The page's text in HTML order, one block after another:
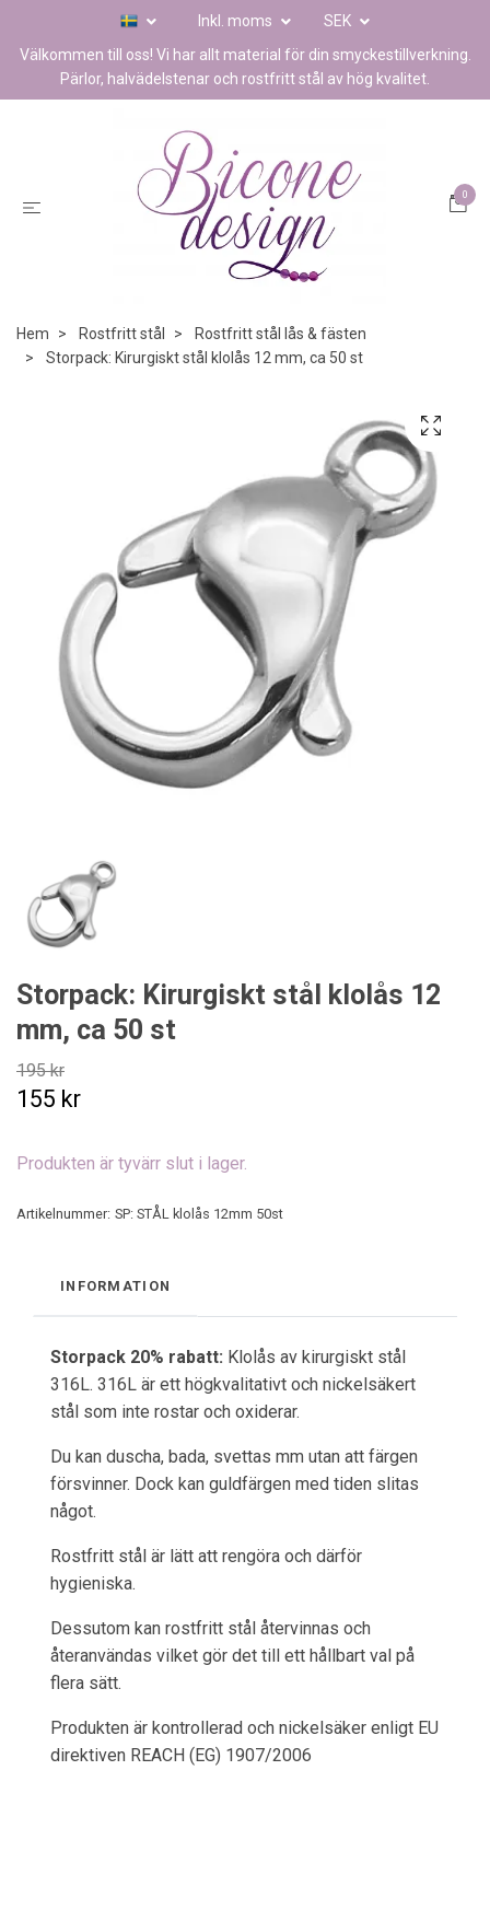
Inkl. moms
SEK
Välkommen till oss! Vi har allt material för din smyckestillverkning.
Pärlor, halvädelstenar och rostfritt stål av hög kvalitet.
0
Hem Rostfritt stål
Rostfritt stål lås & fästen
Storpack: Kirurgiskt stål klolås 12 mm, ca 50 st
Storpack: Kirurgiskt stål klolås 12
mm, ca 50 st
195 kr
155 kr
Produkten är tyvärr slut i lager.
Artikelnummer: SP: STÅL klolås 12mm 50st
INFORMATION
Storpack 20% rabatt: Klolås av kirurgiskt stål
316L. 316L är ett högkvalitativt och nickelsäkert
stål som inte rostar och oxiderar.
Du kan duscha, bada, svettas mm utan att färgen
försvinner. Dock kan guldfärgen med tiden slitas
något.
Rostfritt stål är lätt att rengöra och därför
hygieniska.
Dessutom kan rostfritt stål återvinnas och
återanvändas vilket gör det till ett hållbart val på
flera sätt.
Produkten är kontrollerad och nickelsäker enligt EU
direktiven REACH (EG) 1907/2006